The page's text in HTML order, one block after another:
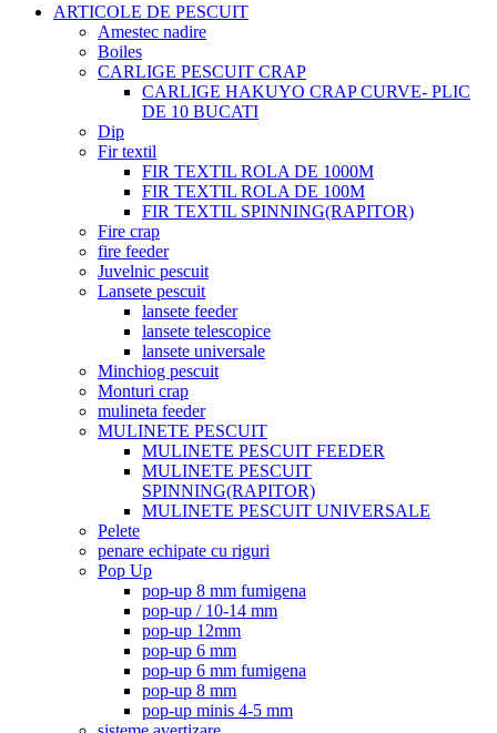
ARTICOLE DE PESCUIT
Amestec nadire
Boiles
CARLIGE PESCUIT CRAP
CARLIGE HAKUYO CRAP CURVE- PLIC
DE 10 BUCATI
Dip
Fir textil
FIR TEXTIL ROLA DE 1000M
FIR TEXTIL ROLA DE 100M
FIR TEXTIL SPINNING(RAPITOR)
Fire crap
fire feeder
Juvelnic pescuit
Lansete pescuit
lansete feeder
lansete telescopice
lansete universale
Minchiog pescuit
Monturi crap
mulineta feeder
MULINETE PESCUIT
MULINETE PESCUIT FEEDER
MULINETE PESCUIT
SPINNING(RAPITOR)
MULINETE PESCUIT UNIVERSALE
Pelete
penare echipate cu riguri
Pop Up
pop-up 8 mm fumigena
pop-up / 10-14 mm
pop-up 12mm
pop-up 6 mm
pop-up 6 mm fumigena
pop-up 8 mm
pop-up minis 4-5 mm